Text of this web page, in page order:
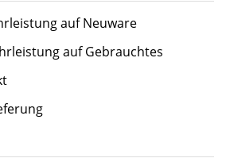
auf Neuware
auf Gebrauchtes